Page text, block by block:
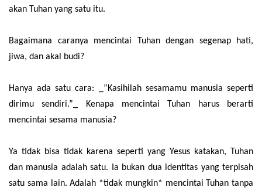
akan Tuhan yang satu itu.
Bagaimana caranya mencintai Tuhan dengan segenap hati,
jiwa, dan akal budi?
Hanya ada satu cara: _”Kasihilah sesamamu manusia seperti
dirimu sendiri.”_ Kenapa mencintai Tuhan harus berarti
mencintai sesama manusia?
Ya tidak bisa tidak karena seperti yang Yesus katakan, Tuhan
dan manusia adalah satu. Ia bukan dua identitas yang terpisah
satu sama lain. Adalah *tidak mungkin* mencintai Tuhan tanpa